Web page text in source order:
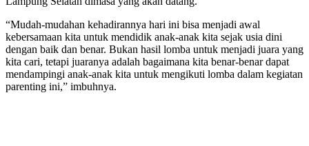
“Mudah-mudahan kehadirannya hari ini bisa menjadi awal
kebersamaan kita untuk mendidik anak-anak kita sejak usia dini
dengan baik dan benar. Bukan hasil lomba untuk menjadi juara yang
kita cari, tetapi juaranya adalah bagaimana kita benar-benar dapat
mendampingi anak-anak kita untuk mengikuti lomba dalam kegiatan
parenting ini,” imbuhnya.